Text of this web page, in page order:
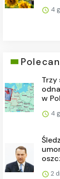
4
w
4
2